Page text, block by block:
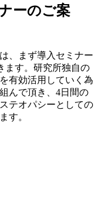
ーのご案
、まず導入セミナー
す。 研究所独自の
有効活用していく為
んで頂き、4日間の
テオパシーとしての
す。